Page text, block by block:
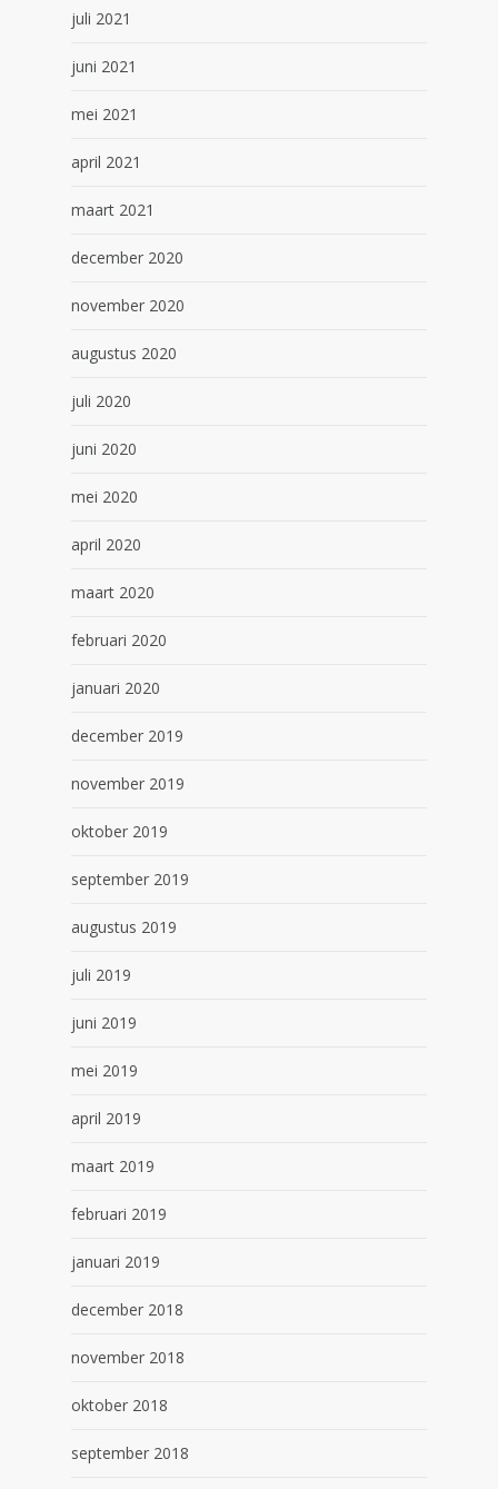
juli 2021
juni 2021
mei 2021
april 2021
maart 2021
december 2020
november 2020
augustus 2020
juli 2020
juni 2020
mei 2020
april 2020
maart 2020
februari 2020
januari 2020
december 2019
november 2019
oktober 2019
september 2019
augustus 2019
juli 2019
juni 2019
mei 2019
april 2019
maart 2019
februari 2019
januari 2019
december 2018
november 2018
oktober 2018
september 2018